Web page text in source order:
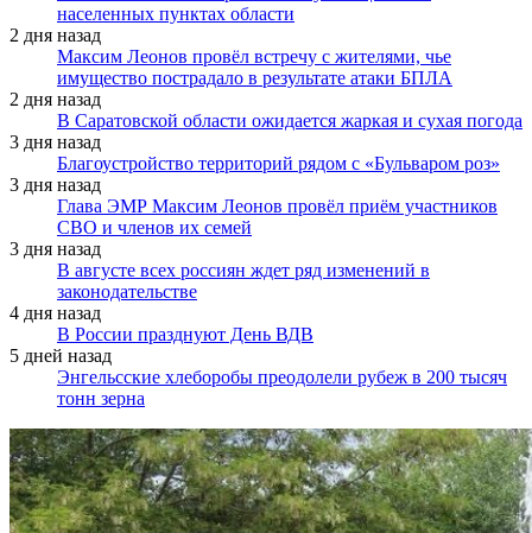
населенных пунктах области
2 дня назад
Максим Леонов провёл встречу с жителями, чье
имущество пострадало в результате атаки БПЛА
2 дня назад
В Саратовской области ожидается жаркая и сухая погода
3 дня назад
Благоустройство территорий рядом с «Бульваром роз»
3 дня назад
Глава ЭМР Максим Леонов провёл приём участников
СВО и членов их семей
3 дня назад
В августе всех россиян ждет ряд изменений в
законодательстве
4 дня назад
В России празднуют День ВДВ
5 дней назад
Энгельсские хлеборобы преодолели рубеж в 200 тысяч
тонн зерна